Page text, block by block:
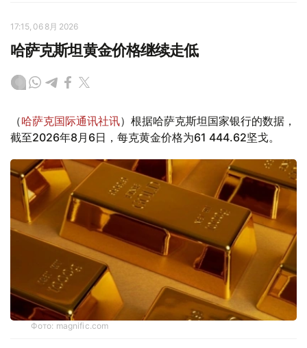
17:15, 06 8月 2026
哈萨克斯坦黄金价格继续走低
（哈萨克国际通讯社讯）根据哈萨克斯坦国家银行的数据，
截至2026年8月6日，每克黄金价格为61 444.62坚戈。
Фото: magnific.com